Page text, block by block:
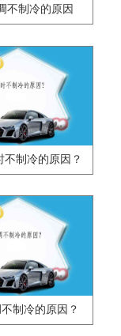
不制冷的原因
不制冷的原因？
制冷的原因？